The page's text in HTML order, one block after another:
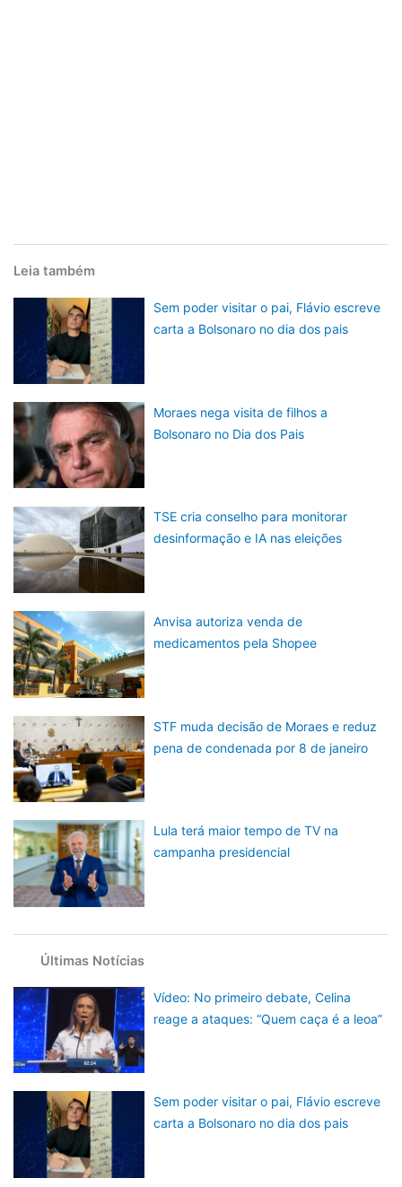
Leia também
Sem poder visitar o pai, Flávio escreve
carta a Bolsonaro no dia dos pais
Moraes nega visita de filhos a
Bolsonaro no Dia dos Pais
TSE cria conselho para monitorar
desinformação e IA nas eleições
Anvisa autoriza venda de
medicamentos pela Shopee
STF muda decisão de Moraes e reduz
pena de condenada por 8 de janeiro
Lula terá maior tempo de TV na
campanha presidencial
Últimas Notícias
Vídeo: No primeiro debate, Celina
reage a ataques: “Quem caça é a leoa”
Sem poder visitar o pai, Flávio escreve
carta a Bolsonaro no dia dos pais